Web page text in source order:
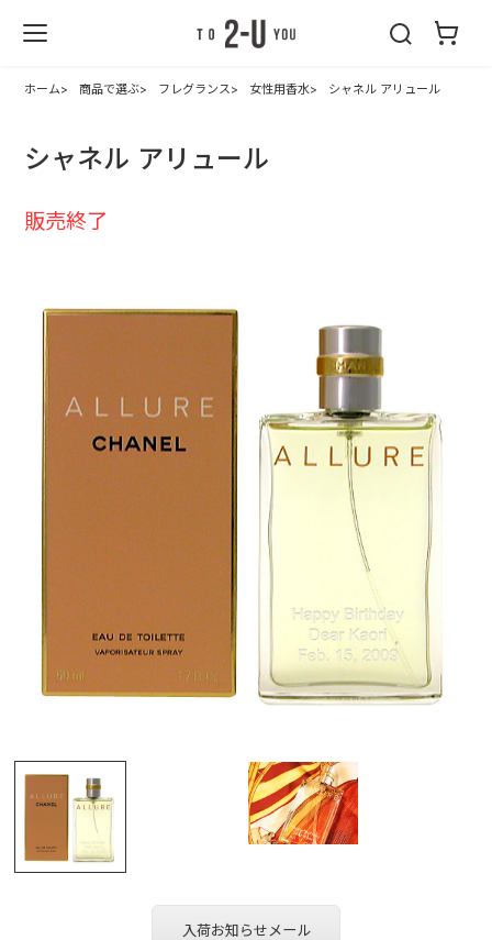
ホーム 商品で選ぶ フレグランス 女性用香水 シャネル アリュール
シャネル アリュール
販売終了
入荷お知らせメール